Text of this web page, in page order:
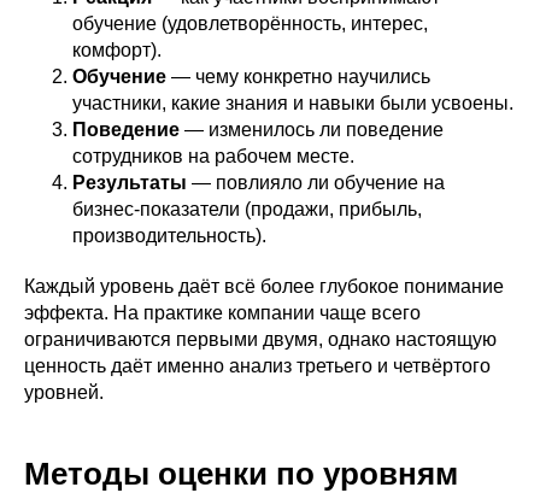
обучение (удовлетворённость, интерес,
комфорт).
Обучение — чему конкретно научились
участники, какие знания и навыки были усвоены.
Поведение — изменилось ли поведение
сотрудников на рабочем месте.
Результаты — повлияло ли обучение на
бизнес-показатели (продажи, прибыль,
производительность).
Каждый уровень даёт всё более глубокое понимание
эффекта. На практике компании чаще всего
ограничиваются первыми двумя, однако настоящую
ценность даёт именно анализ третьего и четвёртого
уровней.
Методы оценки по уровням